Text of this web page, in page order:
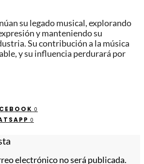
su legado musical, explorando
y manteniendo su
Su contribución a la música
y su influencia perdurará por
0
0
electrónico no será publicada.